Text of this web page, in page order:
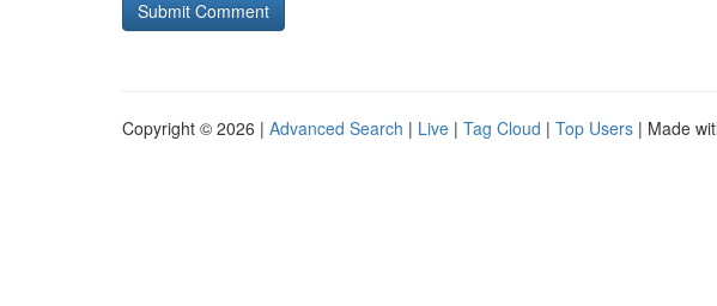
Copyright © 2026 | Advanced Search | Live | Tag Cloud | Top Users | Made